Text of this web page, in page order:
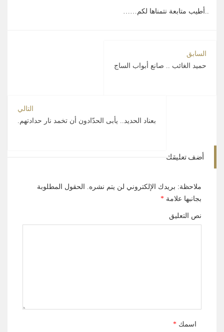
..أطيب متابعة نتمناها لكم……
السابق
حميد الغائب .. صانع أبواب الساج
التالي
بعناد الحديد.. يأبى الحدّادون أن تخمد نار حدادتهم.
أضف تعليقك
ملاحظة: بريدك الإلكتروني لن يتم نشره.
الحقول المطلوبة
بجانبها علامة *
نص التعليق
اسمك *